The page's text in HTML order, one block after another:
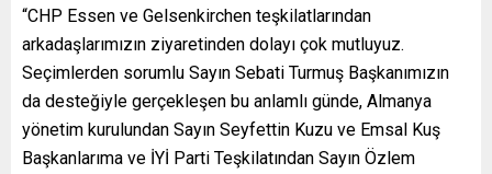
“CHP Essen ve Gelsenkirchen teşkilatlarından
arkadaşlarımızın ziyaretinden dolayı çok mutluyuz.
Seçimlerden sorumlu Sayın Sebati Turmuş Başkanımızın
da desteğiyle gerçekleşen bu anlamlı günde, Almanya
yönetim kurulundan Sayın Seyfettin Kuzu ve Emsal Kuş
Başkanlarıma ve İYİ Parti Teşkilatından Sayın Özlem